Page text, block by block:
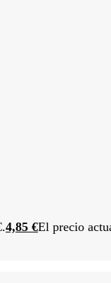
4,85 €El precio